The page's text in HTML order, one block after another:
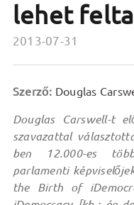
lehet
2013-07-31
Szerző: Douglas
Douglas Carswell-t
szavazattal
ben 12.000-es
parlamenti
the Birth of